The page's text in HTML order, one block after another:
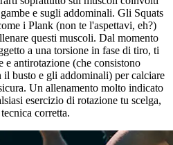
e sugli addominali. Gli Squats
i Plank (non te l'aspettavi, eh?)
questi muscoli. Dal momento
a una torsione in fase di tiro, ti
e antirotazione (che consistono
busto e gli addominali) per calciare
Un allenamento molto indicato
esercizio di rotazione tu scelga,
corretta.